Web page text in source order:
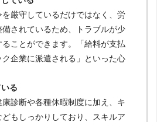
厳守しているだけではなく、労
されているため、トラブルが少
ことができます。「給料が支払
企業に派遣される」といった心
る
診断や各種休暇制度に加え、キ
もしっかりしており、スキルア